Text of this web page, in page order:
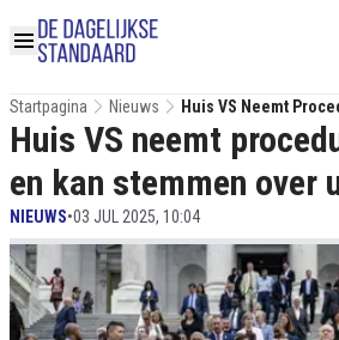
Startpagina Nieuws
Huis VS Neemt
Stemmen Over
Huis VS neemt
en kan stemmen over
NIEUWS•03 JUL 2025, 10:04